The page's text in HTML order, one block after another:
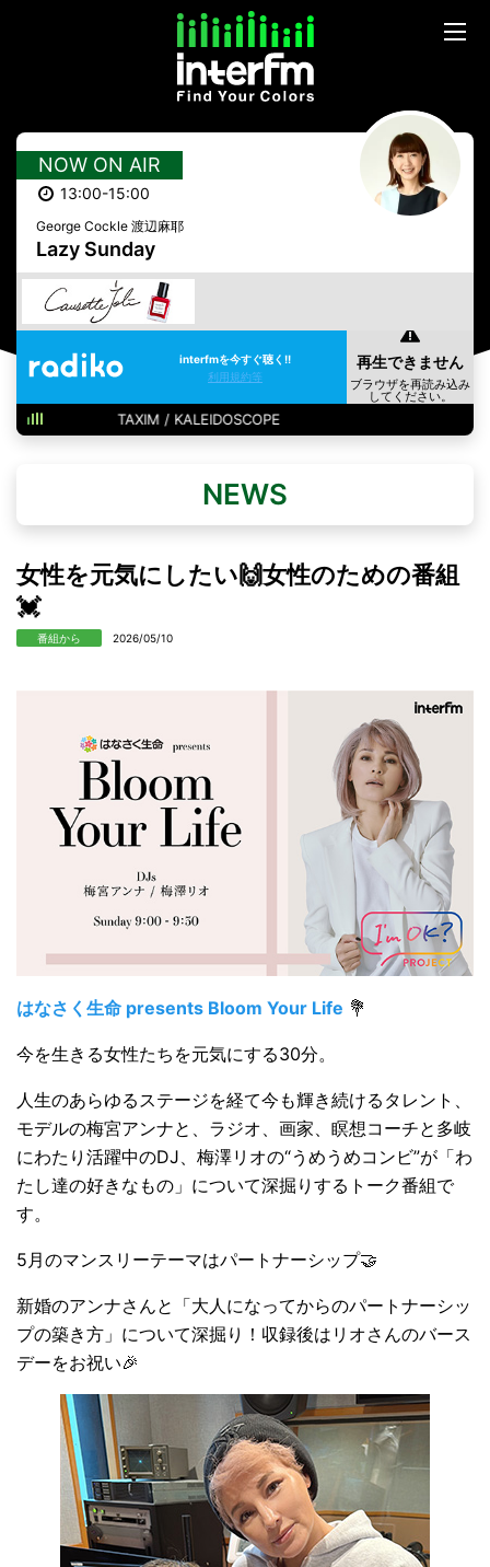
NOW ON AIR
13:00-15:00
George Cockle 渡辺麻耶
Lazy Sunday
interfmを今すぐ聴く!!
利用規約等
TAXIM / KALEIDOSCOPE
NEWS
女性を元気にしたい🙌女性のための番組
💓
番組から 2026/05/10
はなさく生命 presents Bloom Your Life 💐
今を生きる女性たちを元気にする30分。
人生のあらゆるステージを経て今も輝き続けるタレント、
モデルの梅宮アンナと、ラジオ、画家、瞑想コーチと多岐
にわたり活躍中のDJ、梅澤リオの“うめうめコンビ”が「わ
たし達の好きなもの」について深掘りするトーク番組で
す。
5月のマンスリーテーマはパートナーシップ🤝
新婚のアンナさんと「大人になってからのパートナーシッ
プの築き方」について深掘り！収録後はリオさんのバース
デーをお祝い🎉